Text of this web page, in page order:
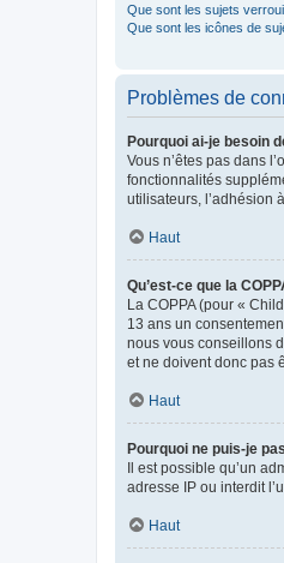
Que sont les sujets
Que sont les icônes de
Problèmes de
Pourquoi ai-je besoin
Vous n’êtes pas dans
fonctionnalités
utilisateurs, l’adhésion
Haut
Qu’est-ce que la
La COPPA (pour «
13 ans un
nous vous conseillons
et ne doivent donc pas
Haut
Pourquoi ne puis-je
Il est possible qu’un
adresse IP ou interdit
Haut